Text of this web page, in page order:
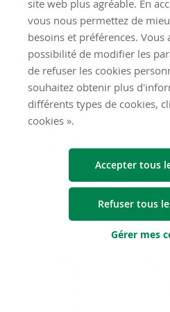
site web plus agréable. En
vous nous permettez de
besoins et préférences. Vous
possibilité de modifier les
de refuser les cookies
souhaitez obtenir plus
différents types de cookies,
cookies ».
Accepter tous
Refuser tous
Gérer mes
ils continuer à exister
au contraire non ? Si vous
vos médias sociaux et
pour ces informations, cela
d'esprit à vos proches.
Bon à savoir
préférable de tenir compte
réservataires. Il s'agit de
descendants (enfants,
est déjà décédé, etc.). Ils
peuvent réclamer une